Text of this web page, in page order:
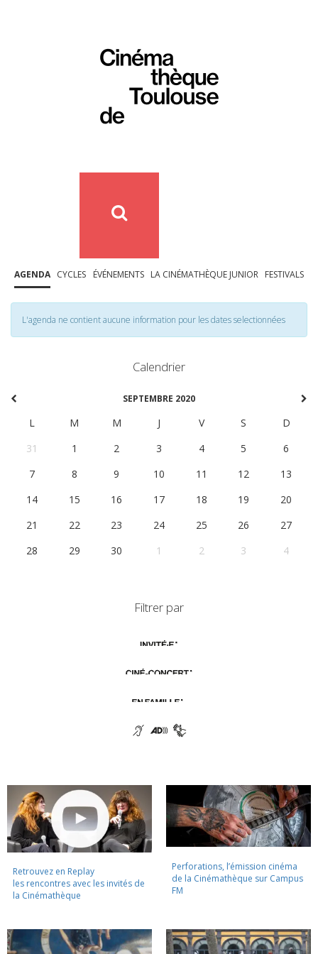
AGENDA CYCLES ÉVÉNEMENTS LA CINÉMATHÈQUE JUNIOR FESTIVALS
L'agenda ne contient aucune information pour les dates selectionnées
Calendrier
SEPTEMBRE 2020
L M M J V S
D
31
1 2 3 4 5
6
7
8 9 10 11 12
13
14
15 16 17 18 19
20
21
22 23 24 25 26
27
28
29 30 1 2 3 4
Filtrer par
Retrouvez en Replay
les rencontres avec les invités de
la Cinémathèque
Perforations, l’émission cinéma
de la Cinémathèque sur Campus
FM